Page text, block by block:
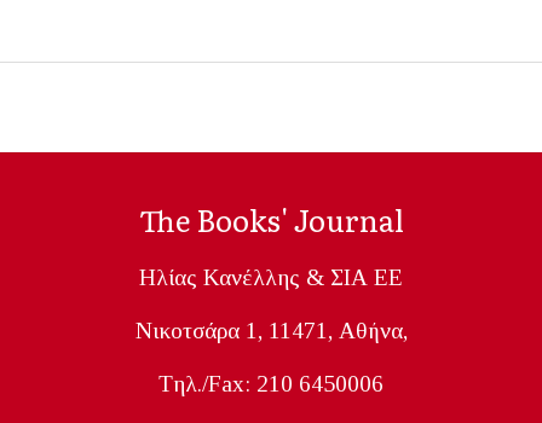
The Books' Journal
Ηλίας Κανέλλης & ΣΙΑ ΕΕ
Nικοτσάρα 1, 11471, Aθήνα,
Tηλ./Fax: 210 6450006